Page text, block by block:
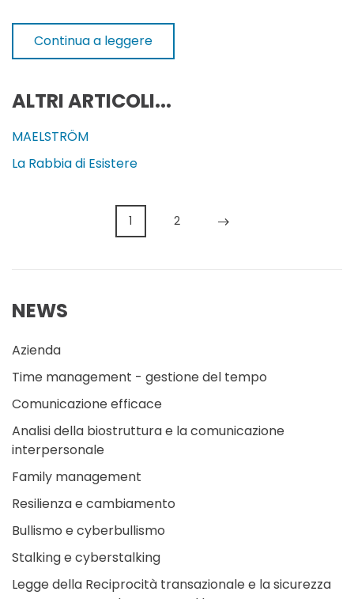
Continua a leggere
ALTRI ARTICOLI...
MAELSTRÖM
La Rabbia di Esistere
1 2
NEWS
Azienda
Time management - gestione del tempo
Comunicazione efficace
Analisi della biostruttura e la comunicazione
interpersonale
Family management
Resilienza e cambiamento
Bullismo e cyberbullismo
Stalking e cyberstalking
Legge della Reciprocità transazionale e la sicurezza